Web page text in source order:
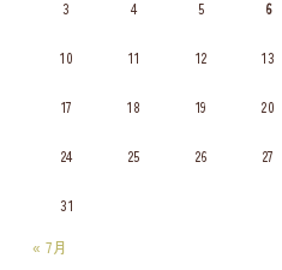
3 4 5 6
10 11 12 13
17 18 19 20
24 25 26 27
31
« 7月